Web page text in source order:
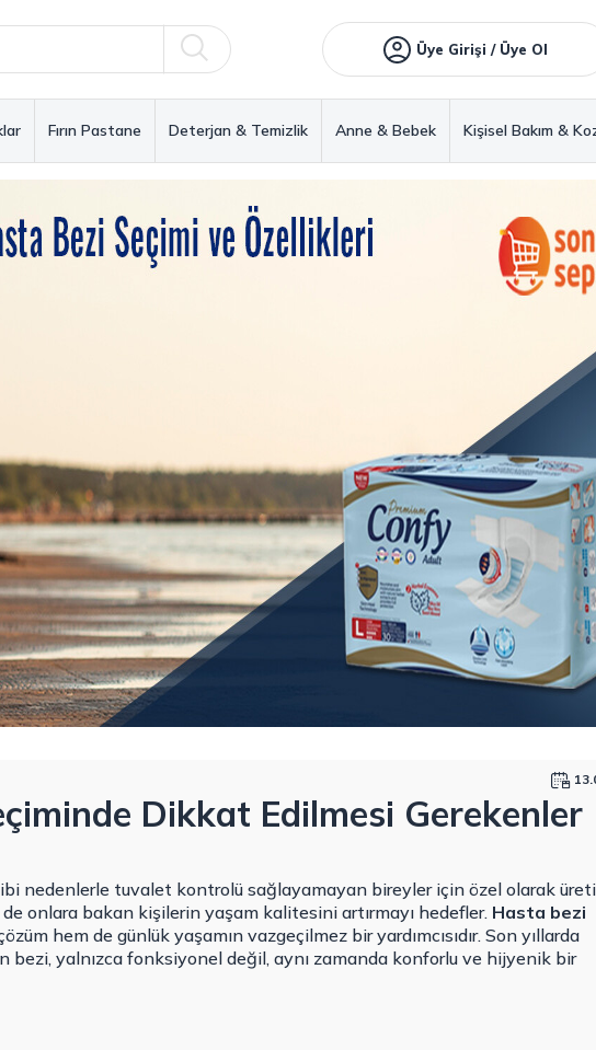
Üye Girişi / Üye Ol
Fırın Pastane Deterjan & Temizlik Anne & Bebek Kişisel Bakım &
Dikkat Edilmesi Gerekenler
nedenlerle tuvalet kontrolü sağlayamayan bireyler için özel olarak
de onlara bakan kişilerin yaşam kalitesini artırmayı hedefler. Hasta bezi
hem de günlük yaşamın vazgeçilmez bir yardımcısıdır. Son yıllarda
yalnızca fonksiyonel değil, aynı zamanda konforlu ve hijyenik bir